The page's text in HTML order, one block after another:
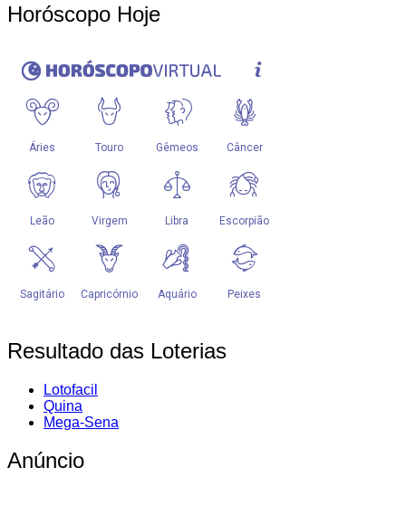
Horóscopo Hoje
Resultado das Loterias
Lotofacil
Quina
Mega-Sena
Anúncio